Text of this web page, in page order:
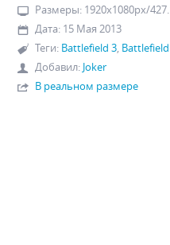
Размеры:1920x1080px/
Дата:15 Мая 2013
Теги: Battlefield 3,
Добавил: Joker
В реальном размере